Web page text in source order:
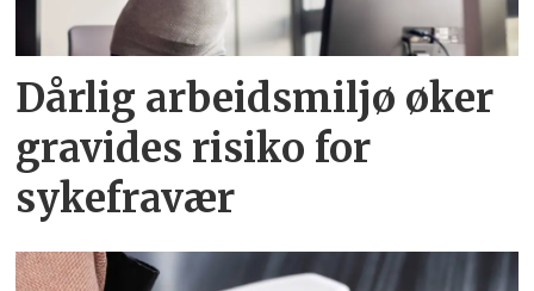
Dårlig arbeidsmiljø øker
gravides risiko for
sykefravær